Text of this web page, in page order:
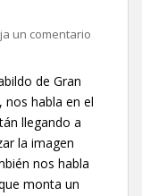
un comentario
de Gran
nos habla en el
llegando a
la imagen
nos habla
monta un